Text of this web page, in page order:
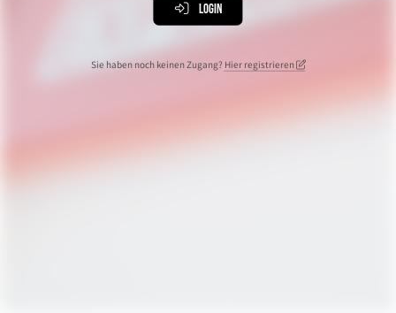
Login
Sie haben noch keinen Zugang? Hier registrieren